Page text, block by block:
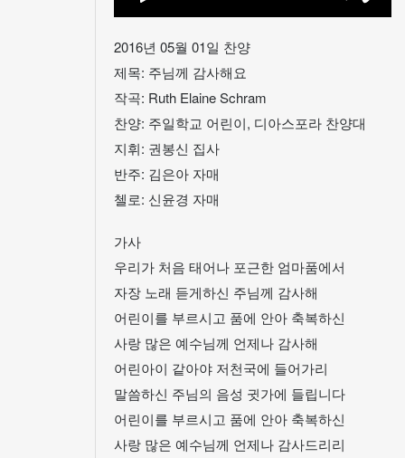
2016년 05월 01일 찬양
제목: 주님께 감사해요
작곡: Ruth Elaine Schram
찬양: 주일학교 어린이, 디아스포라 찬양대
지휘: 권봉신 집사
반주: 김은아 자매
첼로: 신윤경 자매
가사
우리가 처음 태어나 포근한 엄마품에서
자장 노래 듣게하신 주님께 감사해
어린이를 부르시고 품에 안아 축복하신
사랑 많은 예수님께 언제나 감사해
어린아이 같아야 저천국에 들어가리
말씀하신 주님의 음성 귓가에 들립니다
어린이를 부르시고 품에 안아 축복하신
사랑 많은 예수님께 언제나 감사드리리